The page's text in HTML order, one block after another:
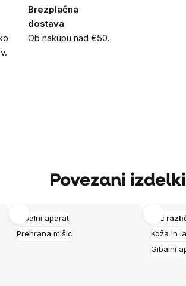
Brezplačna
dostava
Ob nakupu nad €50.
Povezani izdelki
Gibalni aparat
Prehrana mišic
Koža in
Gibalni
Več